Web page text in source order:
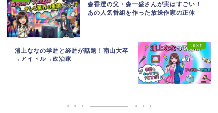
森香澄の父・森一盛さんが実はすごい！
あの人気番組を作った放送作家の正体
浦上ななの学歴と経歴が話題！南山大卒
→アイドル→政治家